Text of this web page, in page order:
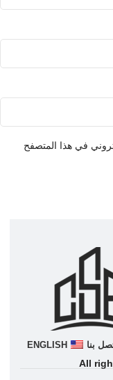
في هذا المتصفح
بنا ENGLISH